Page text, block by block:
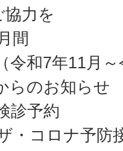
力を
間
令和7年11月
らのお知らせ
診予約
・コロナ予防